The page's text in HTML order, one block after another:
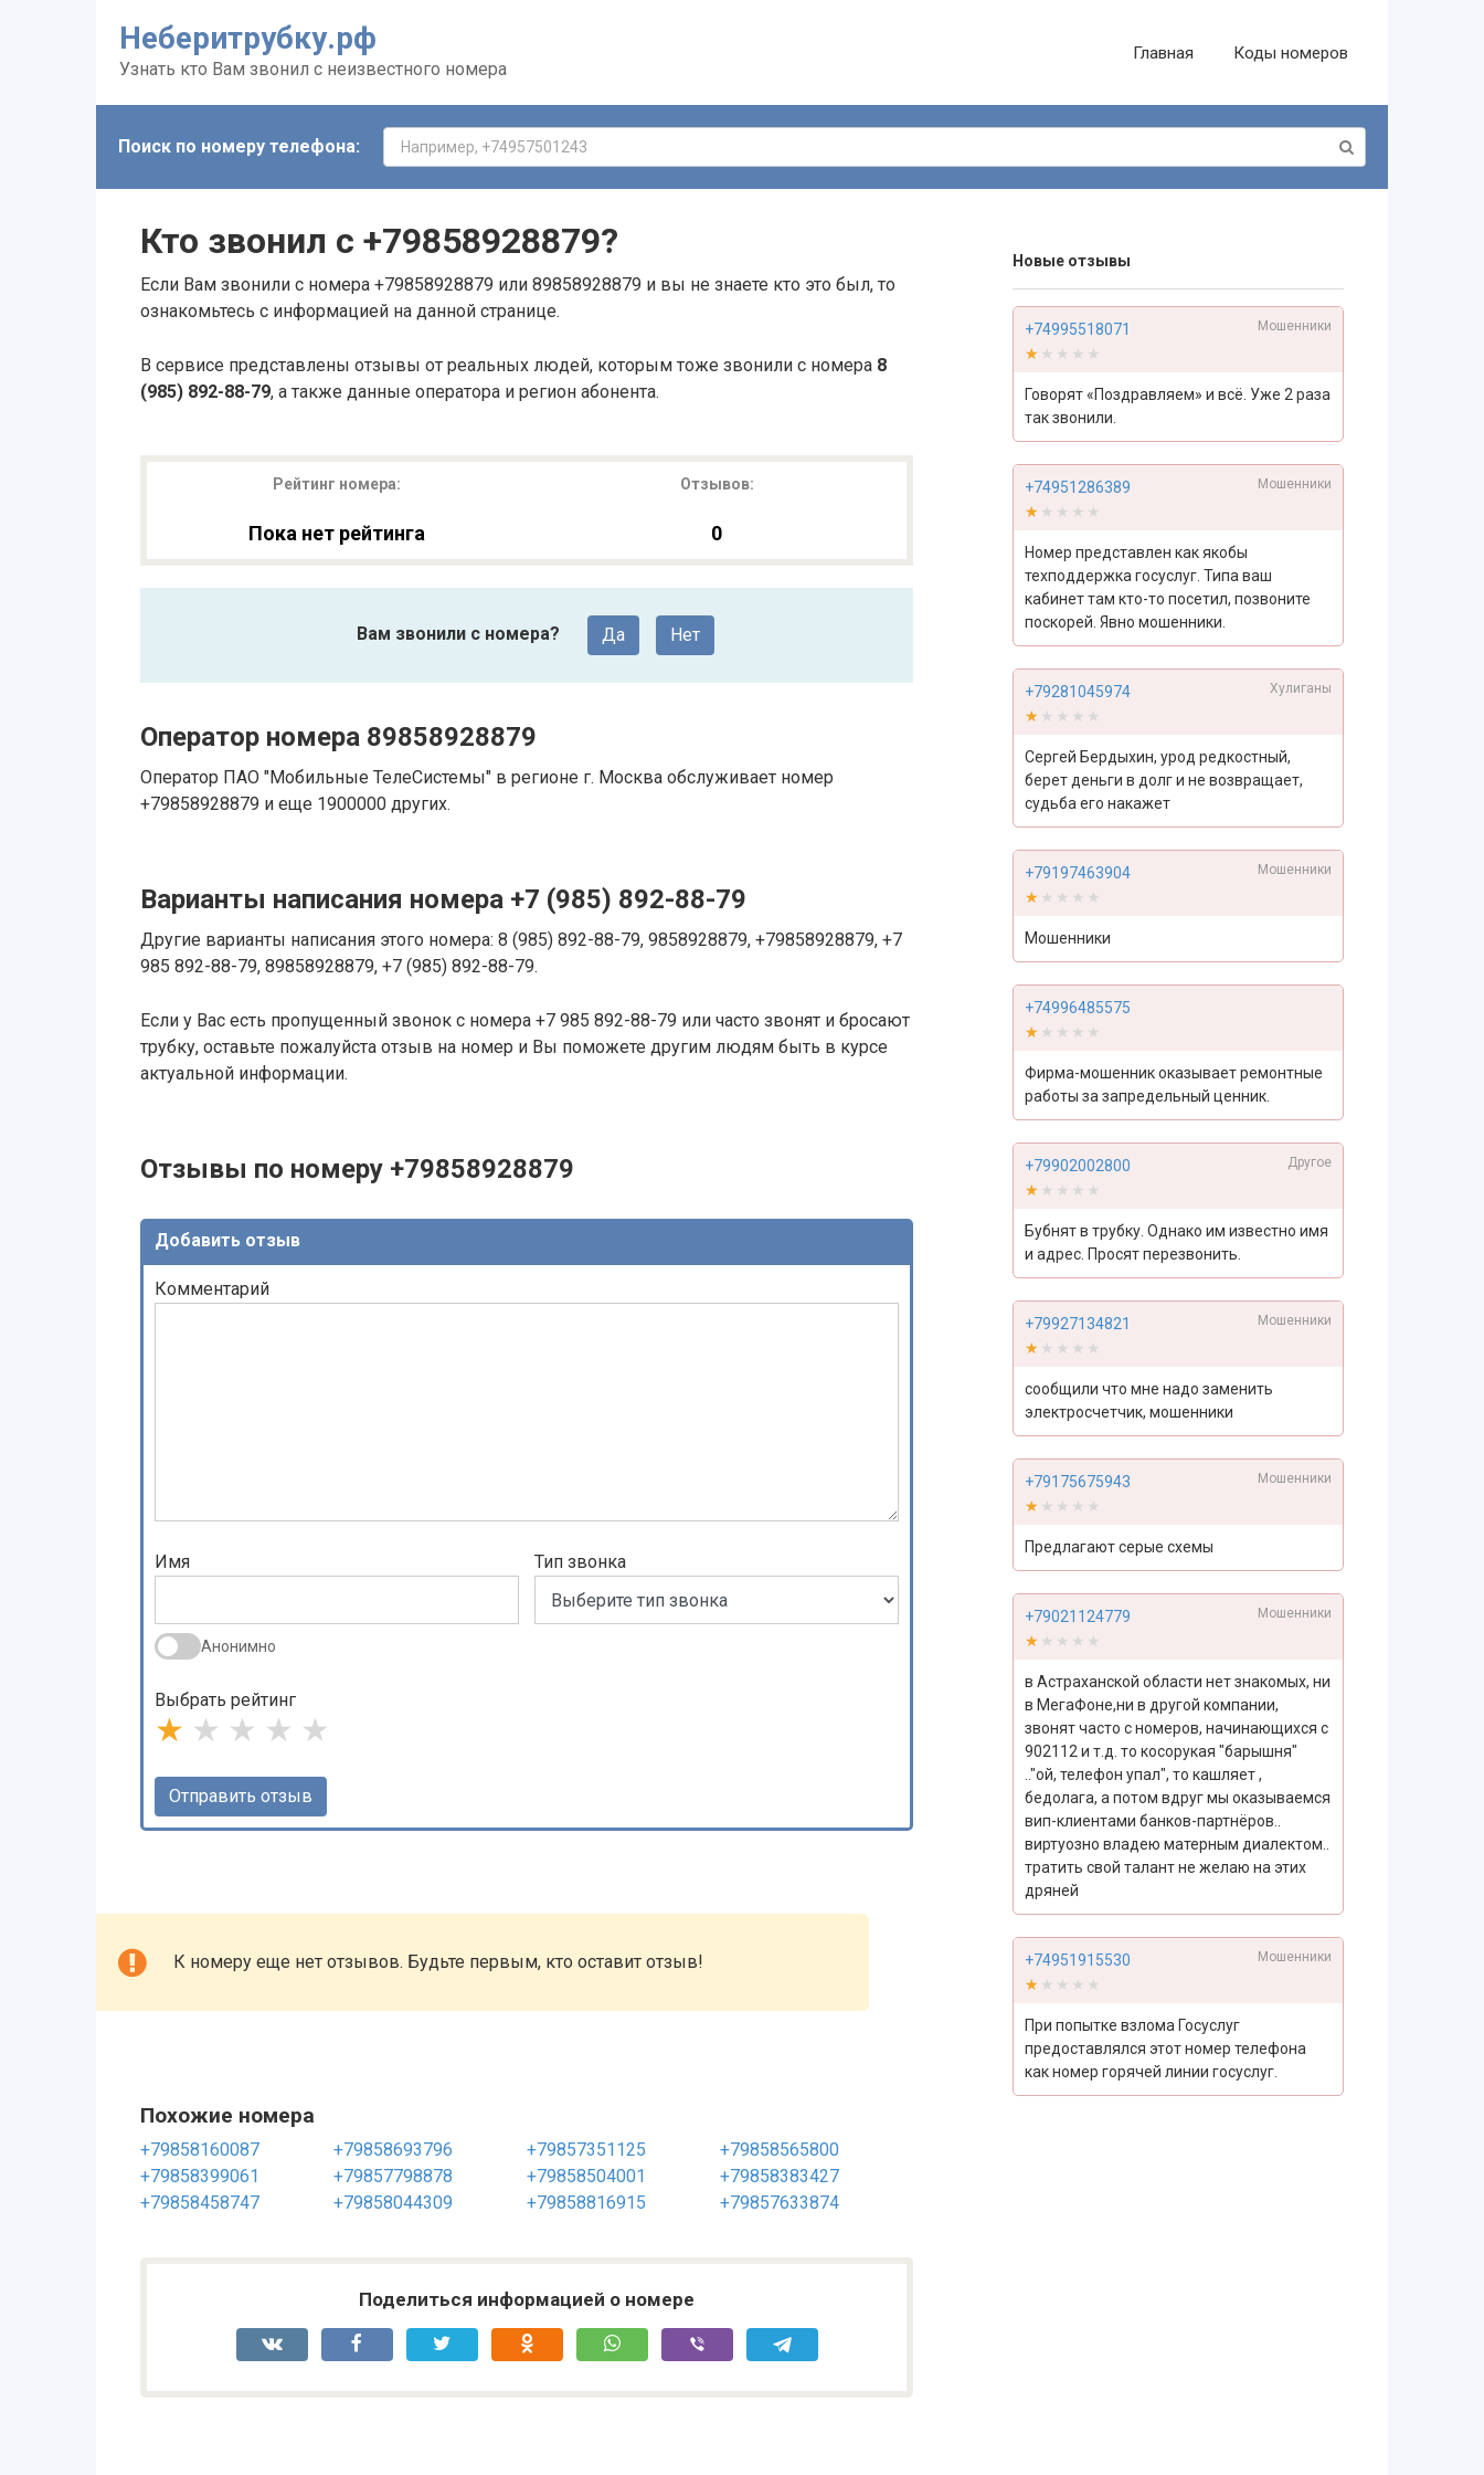
Неберитрубку.рф
Узнать кто Вам звонил с неизвестного номера
Главная Коды номеров
Поиск по номеру телефона:
Кто звонил с +79858928879?
Если Вам звонили с номера +79858928879 или 89858928879 и вы не знаете кто это был, то
ознакомьтесь с информацией на данной странице.
В сервисе представлены отзывы от реальных людей, которым тоже звонили с номера 8
(985) 892-88-79, а также данные оператора и регион абонента.
Рейтинг номера:
Пока нет рейтинга
Отзывов:
0
Вам звонили с номера? Да Нет
Оператор номера 89858928879
Оператор ПАО "Мобильные ТелеСистемы" в регионе г. Москва обслуживает номер
+79858928879 и еще 1900000 других.
Варианты написания номера +7 (985) 892-88-79
Другие варианты написания этого номера: 8 (985) 892-88-79, 9858928879, +79858928879, +7
985 892-88-79, 89858928879, +7 (985) 892-88-79.
Если у Вас есть пропущенный звонок с номера +7 985 892-88-79 или часто звонят и бросают
трубку, оставьте пожалуйста отзыв на номер и Вы поможете другим людям быть в курсе
актуальной информации.
Отзывы по номеру +79858928879
Добавить отзыв
Комментарий
Имя
Анонимно
Тип звонка
Выбрать рейтинг
★ ★ ★ ★ ★
К номеру еще нет отзывов. Будьте первым, кто оставит отзыв!
Похожие номера
+79858160087 +79858693796 +79857351125
+79858565800
+79858399061
+79857798878 +79858504001
+79858383427
+79858458747
+79858044309 +79858816915 +79857633874
Поделиться информацией о номере
Новые отзывы
+74995518071 Мошенники
★★★★★
★★★★★
Говорят «Поздравляем» и всё. Уже 2 раза
так звонили.
+74951286389 Мошенники
★★★★★
★★★★★
Номер представлен как якобы
техподдержка госуслуг. Типа ваш
кабинет там кто-то посетил, позвоните
поскорей. Явно мошенники.
+79281045974 Хулиганы
★★★★★
★★★★★
Сергей Бердыхин, урод редкостный,
берет деньги в долг и не возвращает,
судьба его накажет
+79197463904 Мошенники
★★★★★
★★★★★
Мошенники
+74996485575
★★★★★
★★★★★
Фирма-мошенник оказывает ремонтные
работы за запредельный ценник.
+79902002800 Другое
★★★★★
★★★★★
Бубнят в трубку. Однако им известно имя
и адрес. Просят перезвонить.
+79927134821 Мошенники
★★★★★
★★★★★
сообщили что мне надо заменить
электросчетчик, мошенники
+79175675943 Мошенники
★★★★★
★★★★★
Предлагают серые схемы
+79021124779 Мошенники
★★★★★
★★★★★
в Астраханской области нет знакомых, ни
в МегаФоне,ни в другой компании,
звонят часто с номеров, начинающихся с
902112 и т.д. то косорукая "барышня"
.."ой, телефон упал", то кашляет ,
бедолага, а потом вдруг мы оказываемся
вип-клиентами банков-партнёров..
виртуозно владею матерным диалектом..
тратить свой талант не желаю на этих
дряней
+74951915530 Мошенники
★★★★★
★★★★★
При попытке взлома Госуслуг
предоставлялся этот номер телефона
как номер горячей линии госуслуг.